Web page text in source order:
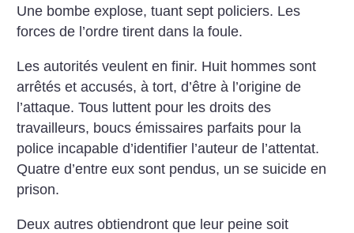
Une bombe explose, tuant sept policiers. Les
forces de l’ordre tirent dans la foule.
Les autorités veulent en finir. Huit hommes sont
arrêtés et accusés, à tort, d’être à l’origine de
l’attaque. Tous luttent pour les droits des
travailleurs, boucs émissaires parfaits pour la
police incapable d’identifier l’auteur de l’attentat.
Quatre d’entre eux sont pendus, un se suicide en
prison.
Deux autres obtiendront que leur peine soit